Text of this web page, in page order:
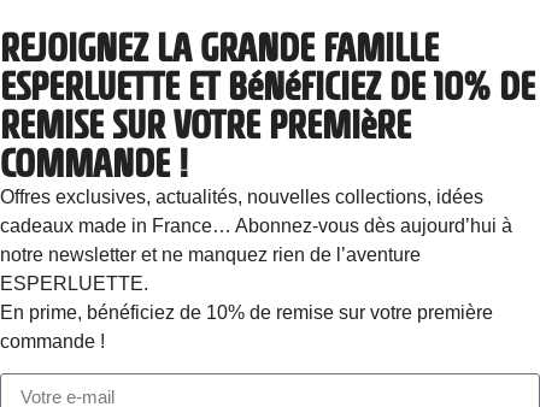
REJOIGNEZ LA GRANDE FAMILLE
ESPERLUETTE ET BéNéFICIEZ DE 10% DE
REMISE SUR VOTRE PREMIèRE
COMMANDE !
Offres exclusives, actualités, nouvelles collections, idées
cadeaux made in France… Abonnez-vous dès aujourd’hui à
notre newsletter et ne manquez rien de l’aventure
ESPERLUETTE.
En prime, bénéficiez de 10% de remise sur votre première
commande !